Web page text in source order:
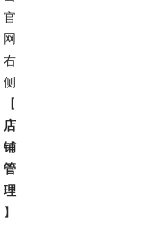
官
网
右
侧
【
店
铺
管
理
】